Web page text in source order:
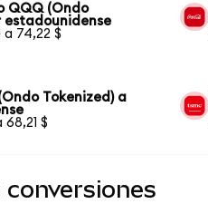
QQQ (Ondo
estadounidense
a 74,22 $
Tokenized) a
68,21 $